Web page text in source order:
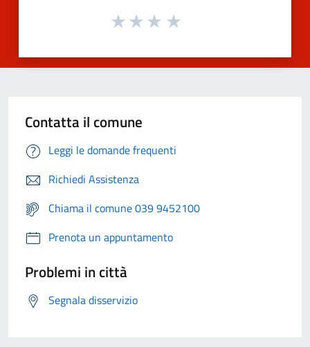
Contatta il comune
Leggi le domande frequenti
Richiedi Assistenza
Chiama il comune 039 9452100
Prenota un appuntamento
Problemi in città
Segnala disservizio